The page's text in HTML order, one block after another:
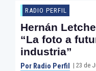
RADIO PERFIL
Hernán
“La foto a
industria”
Por Radio Perfil | 23 de